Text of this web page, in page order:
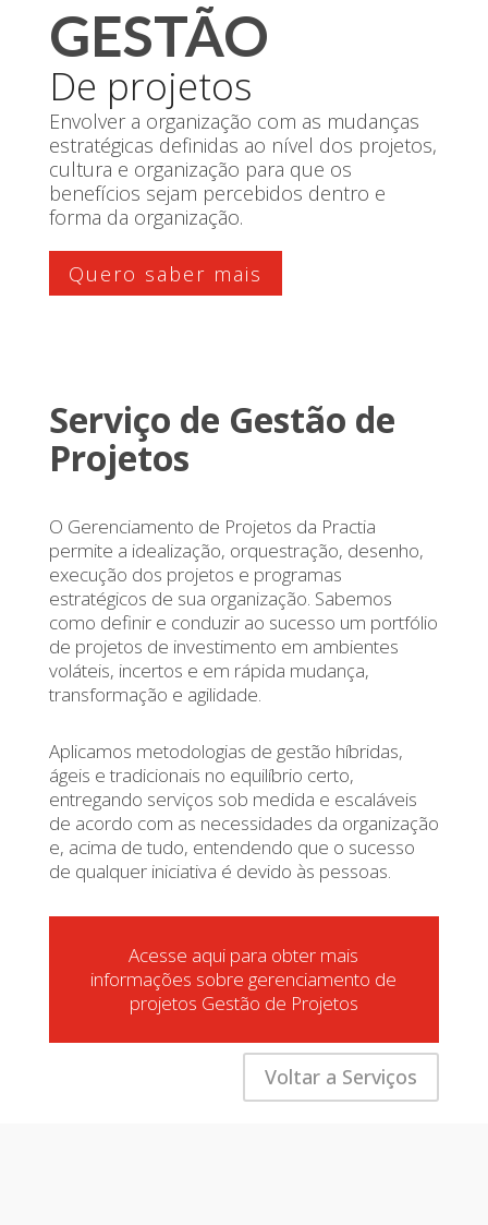
GESTÃO
De projetos
Envolver a organização com as mudanças
estratégicas definidas ao nível dos projetos,
cultura e organização para que os
benefícios sejam percebidos dentro e
forma da organização.
Quero saber mais
Serviço de Gestão de
Projetos
O Gerenciamento de Projetos da Practia
permite a idealização, orquestração, desenho,
execução dos projetos e programas
estratégicos de sua organização. Sabemos
como definir e conduzir ao sucesso um portfólio
de projetos de investimento em ambientes
voláteis, incertos e em rápida mudança,
transformação e agilidade.
Aplicamos metodologias de gestão híbridas,
ágeis e tradicionais no equilíbrio certo,
entregando serviços sob medida e escaláveis ​​
de acordo com as necessidades da organização
e, acima de tudo, entendendo que o sucesso
de qualquer iniciativa é devido às pessoas.
Acesse aqui para obter mais
informações sobre gerenciamento de
projetos Gestão de Projetos
Voltar a Serviços